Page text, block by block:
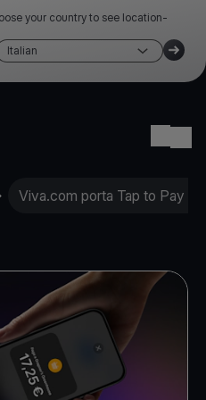
your country to see location-
Italian
Viva.com porta Tap to Pay